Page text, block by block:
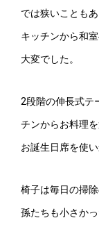
では狭いことも
キッチンから和
大変でした。
2段階の伸長式テ
チンからお料理
お誕生日席を使
椅子は毎日の掃
孫たちも小さか